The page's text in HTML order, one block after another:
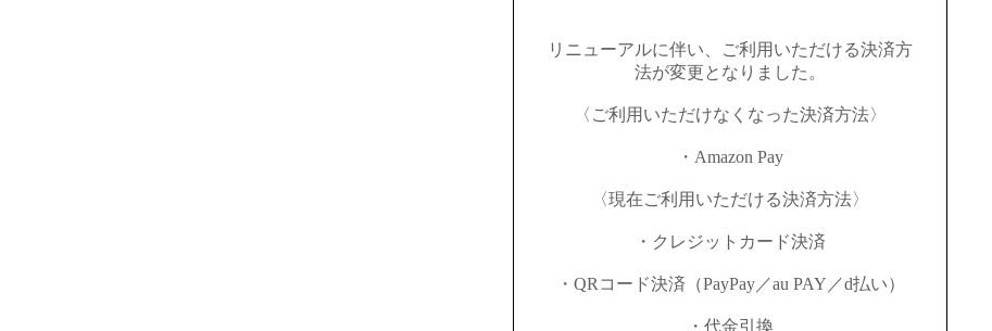
リニューアルに伴い、ご利用いただける決済方
法が変更となりました。
〈ご利用いただけなくなった決済方法〉
・Amazon Pay
〈現在ご利用いただける決済方法〉
・クレジットカード決済
・QRコード決済（PayPay／au PAY／d払い）
・代金引換